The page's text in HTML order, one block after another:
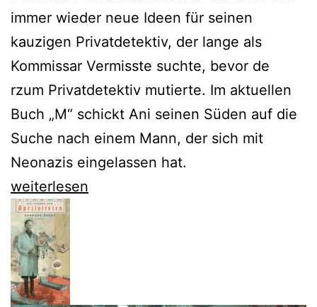
immer wieder neue Ideen für seinen
kauzigen Privatdetektiv, der lange als
Kommissar Vermisste suchte, bevor de
rzum Privatdetektiv mutierte. Im aktuellen
Buch „M“ schickt Ani seinen Süden auf die
Suche nach einem Mann, der sich mit
Neonazis eingelassen hat.
Friedrich
Ani
schickt
Tabor
Süden
weiterlesen